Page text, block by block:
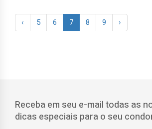
‹ 5 6 7 8 9 ›
Receba em seu e-mail todas as
dicas especiais para o seu